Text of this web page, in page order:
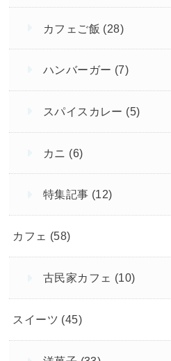
カフェご飯 (28)
ハンバーガー (7)
スパイスカレー (5)
カニ (6)
特集記事 (12)
カフェ (58)
古民家カフェ (10)
スイーツ (45)